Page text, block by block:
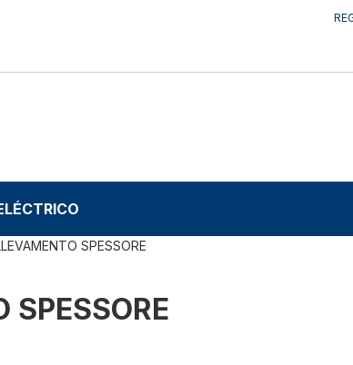
SPESSORE
SPESSORE